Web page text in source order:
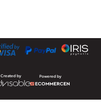
Created by Powered by